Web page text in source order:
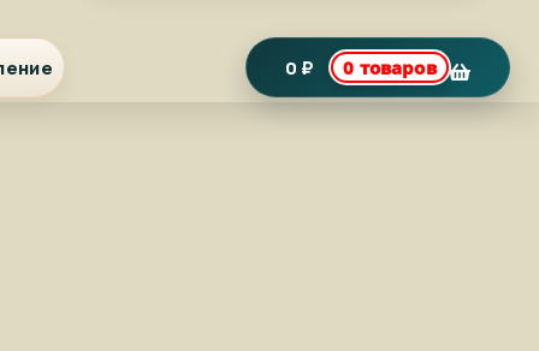
0 ₽ 0 товаров